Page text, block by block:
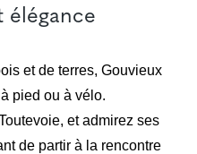
élégance
et de terres, Gouvieux
pied ou à vélo.
et admirez ses
de partir à la rencontre